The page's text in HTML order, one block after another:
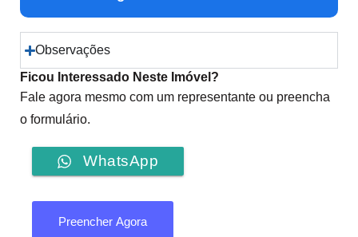
Observações
Ficou Interessado Neste Imóvel?
Fale agora mesmo com um representante ou preencha
o formulário.
WhatsApp
Preencher Agora